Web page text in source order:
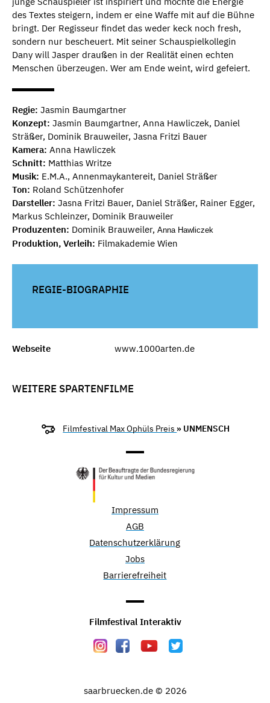
des Textes steigern, indem er eine Waffe mit auf die Bühne
bringt. Der Regisseur findet das weder keck noch fresh,
sondern nur bescheuert. Mit seiner Schauspielkollegin
Dany will Jasper draußen in der Realität einen echten
Menschen überzeugen. Wer am Ende weint, wird gefeiert.
Regie: Jasmin Baumgartner
Konzept: Jasmin Baumgartner, Anna Hawliczek, Daniel
Sträßer, Dominik Brauweiler, Jasna Fritzi Bauer
Kamera: Anna Hawliczek
Schnitt: Matthias Writze
Musik: E.M.A., Annenmaykantereit, Daniel Sträßer
Ton: Roland Schützenhofer
Darsteller: Jasna Fritzi Bauer, Daniel Sträßer, Rainer Egger,
Markus Schleinzer, Dominik Brauweiler
Produzenten: Dominik Brauweiler, Anna Hawliczek
Produktion, Verleih: Filmakademie Wien
REGIE-BIOGRAPHIE
Webseite www.1000arten.de
WEITERE SPARTENFILME
Filmfestival Max Ophüls Preis » UNMENSCH
Impressum
AGB
Datenschutzerklärung
Jobs
Barrierefreiheit
Filmfestival Interaktiv
saarbruecken.de © 2026